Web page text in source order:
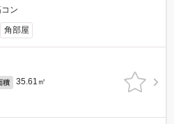
ン
角部屋
積 35.61㎡